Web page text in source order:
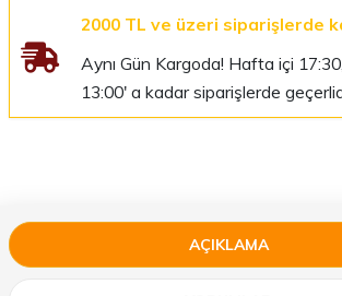
2000 TL ve üzeri siparişlerde
Aynı Gün Kargoda! Hafta içi
13:00' a kadar siparişlerde
AÇIKLAMA